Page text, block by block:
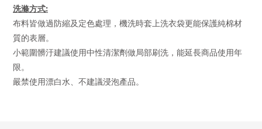
洗滌方式:
布料皆做過防縮及定色處理，機洗時套上洗衣袋更能保護純棉材
質的表層。
小範圍髒汙建議使用中性清潔劑做局部刷洗，能延長商品使用年
限。
嚴禁使用漂白水、不建議浸泡產品。